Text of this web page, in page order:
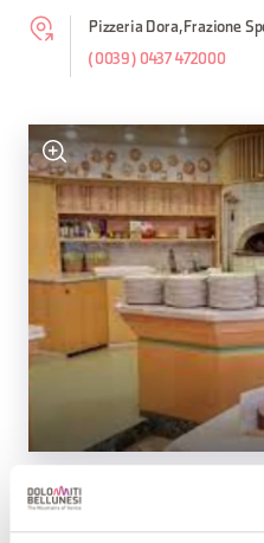
Pizzeria Dora, Frazione
(0039) 0437 472000